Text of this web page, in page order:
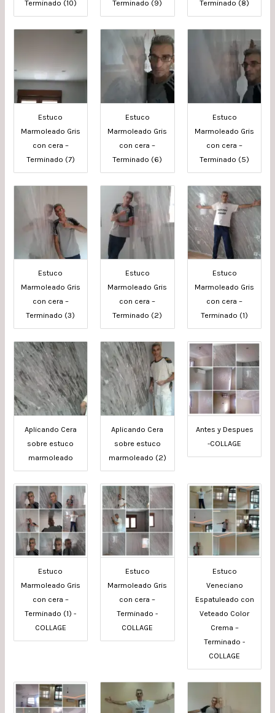
Terminado (10) Terminado (9) Terminado (8)
Estuco
Marmoleado Gris
con cera –
Terminado (7)
Estuco
Marmoleado Gris
con cera –
Terminado (6)
Estuco
Marmoleado Gris
con cera –
Terminado (5)
Estuco
Marmoleado Gris
con cera –
Terminado (3)
Estuco
Marmoleado Gris
con cera –
Terminado (2)
Estuco
Marmoleado Gris
con cera –
Terminado (1)
Aplicando Cera
sobre estuco
marmoleado
Aplicando Cera
sobre estuco
marmoleado (2)
Antes y Despues
-COLLAGE
Estuco
Marmoleado Gris
con cera –
Terminado (1) -
COLLAGE
Estuco
Marmoleado Gris
con cera –
Terminado -
COLLAGE
Estuco
Veneciano
Espatuleado con
Veteado Color
Crema –
Terminado -
COLLAGE